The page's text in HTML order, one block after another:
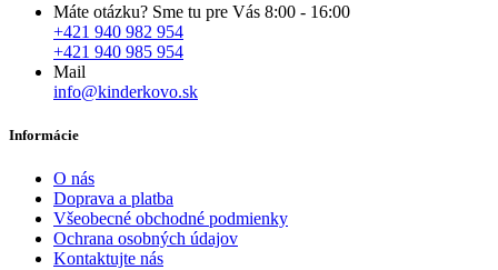
Máte otázku? Sme tu pre Vás 8:00 - 16:00
+421 940 982 954
+421 940 985 954
Mail
info@kinderkovo.sk
Informácie
O nás
Doprava a platba
Všeobecné obchodné podmienky
Ochrana osobných údajov
Kontaktujte nás